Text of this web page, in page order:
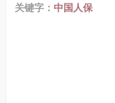
关键字： 中国人保